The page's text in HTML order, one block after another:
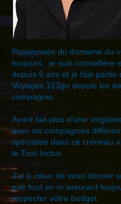
Passionnée du domaine du
toujours, je suis conseillère
depuis 6 ans et je fais partie
Voyages 123go depuis les
compagnie.
Ayant fait plus d’une
avec six compagnies
spécialise dans ce créneau
le Tout-Inclus.
J’ai à cœur de vous donner
pair tout en m’assurant
respecter votre budget.